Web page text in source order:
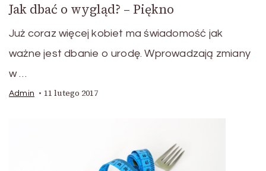
Jak dbać o wygląd? – Piękno
Już coraz więcej kobiet ma świadomość jak
ważne jest dbanie o urodę. Wprowadzają zmiany
w …
Admin 11 lutego 2017